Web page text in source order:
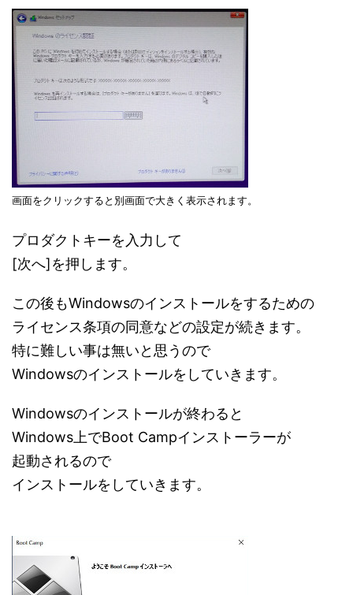
画面をクリックすると別画面で大きく表示されます。
プロダクトキーを入力して
[次へ]を押します。
この後もWindowsのインストールをするための
ライセンス条項の同意などの設定が続きます。
特に難しい事は無いと思うので
Windowsのインストールをしていきます。
Windowsのインストールが終わると
Windows上でBoot Campインストーラーが
起動されるので
インストールをしていきます。